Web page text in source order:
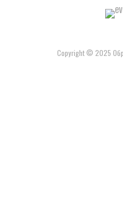
Copyright © 2025